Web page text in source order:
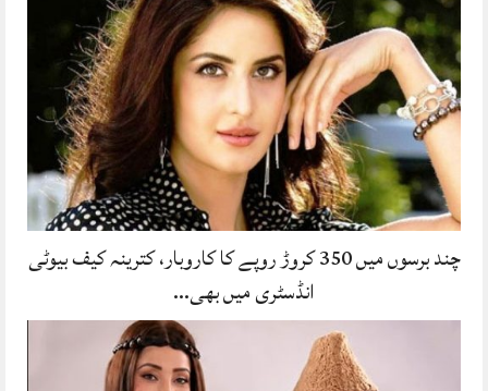
چند برسوں میں 350 کروڑ روپے کا کاروبار، کترینہ کیف بیوٹی
انڈسٹری میں بھی…